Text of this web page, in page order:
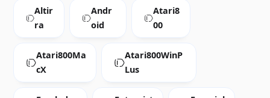
Altir
ra
Andr
oid
Atari8
00
Atari800Ma
cX
Atari800WinP
Lus